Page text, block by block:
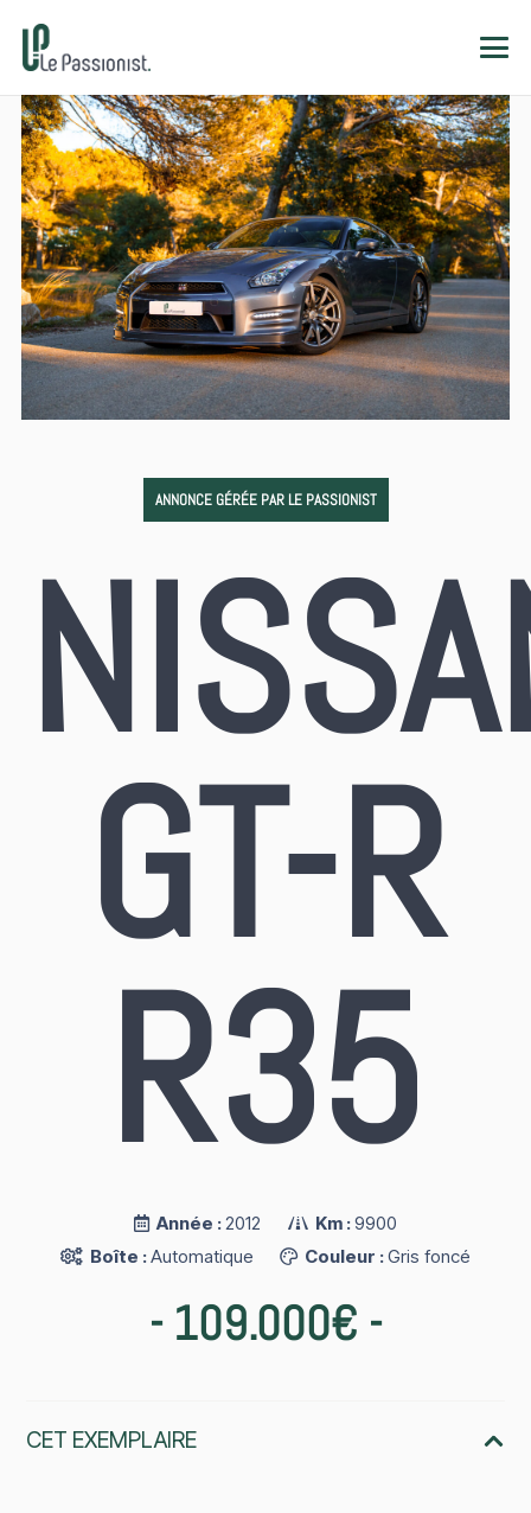
ANNONCE GÉRÉE PAR LE PASSIONIST
GT-R
R35
Année :2012 Km :9900
Boîte :Automatique Couleur :Gris foncé
- 109.000€ -
CET EXEMPLAIRE